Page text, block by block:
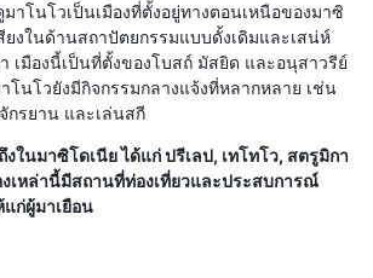
มาโนโวเป็นเมืองที่ตั้งอยู่ทางตอนเหนือของมาซิ
ยงในด้านสถาปัตยกรรมแบบดั้งเดิมและเสน่ห์
เมืองนี้เป็นที่ตั้งของโบสถ์ มัสยิด และอนุสาวรีย์
โนโวยังมีกิจกรรมกลางแจ้งที่หลากหลาย เช่น
กรยาน และเล่นสกี
งในมาซิโดเนีย ได้แก่ ปรีเลป, เทโทโว, สตรูมิกา
งเหล่านี้มีสถานที่ท่องเที่ยวและประสบการณ์
ก่ผู้มาเยือน